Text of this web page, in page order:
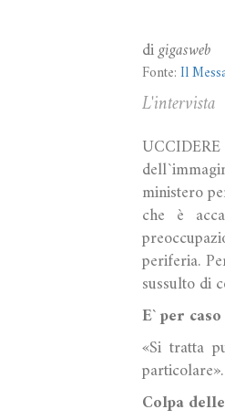
digigasweb
Fonte:Il
L'intervista
ministero
che è
periferia.
sussulto di
E` per
«Si tratta
particolare».
Colpa